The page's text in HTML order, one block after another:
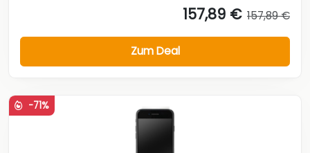
157,89 € 157,89 €
Zum Deal
-71%